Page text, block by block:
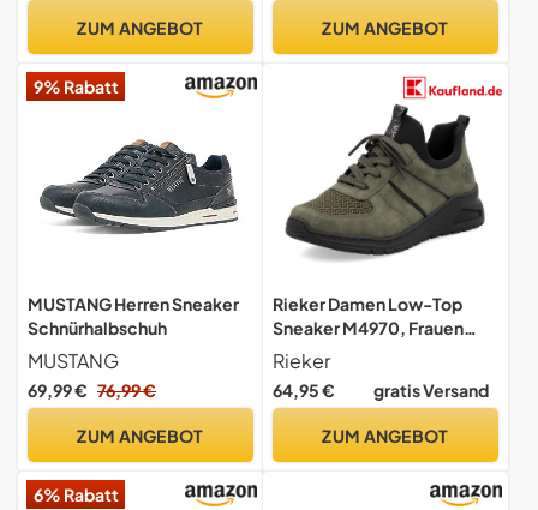
ZUM ANGEBOT ZUM ANGEBOT
9% Rabatt
MUSTANG Herren Sneaker
Schnürhalbschuh
MUSTANG
69,99 € 76,99 €
ZUM ANGEBOT
Rieker Damen Low-Top
Sneaker M4970, Frauen
Halbschuhe, lose
Einlage,schnürschuhe,schn
ürer,keil Sneaker,Wedge
UK
Rieker
64,95 € gratis Versand
ZUM ANGEBOT
6% Rabatt